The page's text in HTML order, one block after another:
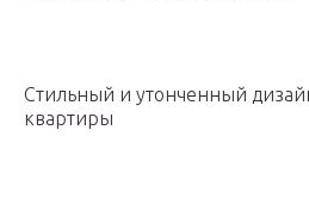
Стильный и утонченный
квартиры